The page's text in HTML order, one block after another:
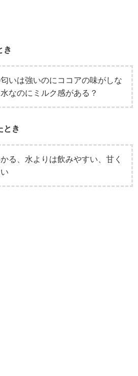
き
いは強いのにココアの味がしな
なのにミルク感がある？
とき
る、水よりは飲みやすい、甘く